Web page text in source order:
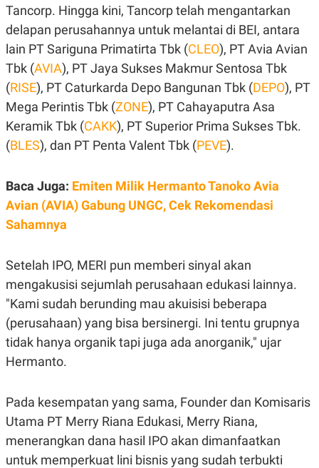
A
C
D
E
M
Y
E
L
A
S
E
.
D
L
N
A
N
A
C
A
K
N
J
A
E
M
I
N
P
P
E
R
A
D
E
R
T
I
G
K
G
M
E
Tancorp. Hingga kini, Tancorp telah mengantarkan
delapan perusahannya untuk melantai di BEI, antara
lain PT Sariguna Primatirta Tbk (CLEO), PT Avia Avian
Tbk (AVIA), PT Jaya Sukses Makmur Sentosa Tbk
(RISE), PT Caturkarda Depo Bangunan Tbk (DEPO), PT
Mega Perintis Tbk (ZONE), PT Cahayaputra Asa
Keramik Tbk (CAKK), PT Superior Prima Sukses Tbk.
(BLES), dan PT Penta Valent Tbk (PEVE).
Baca Juga: Emiten Milik Hermanto Tanoko Avia
Avian (AVIA) Gabung UNGC, Cek Rekomendasi
Sahamnya
Setelah IPO, MERI pun memberi sinyal akan
mengakusisi sejumlah perusahaan edukasi lainnya.
"Kami sudah berunding mau akuisisi beberapa
(perusahaan) yang bisa bersinergi. Ini tentu grupnya
tidak hanya organik tapi juga ada anorganik," ujar
Hermanto.
Pada kesempatan yang sama, Founder dan Komisaris
Utama PT Merry Riana Edukasi, Merry Riana,
menerangkan dana hasil IPO akan dimanfaatkan
untuk memperkuat lini bisnis yang sudah terbukti